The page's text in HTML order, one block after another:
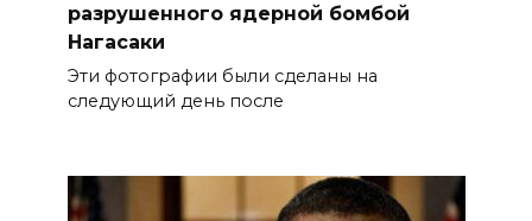
разрушенного ядерной бомбой
Нагасаки
Эти фотографии были сделаны на
следующий день после